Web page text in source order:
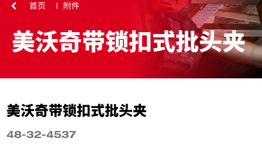
首页 附件
美沃奇带锁扣式批头夹
美沃奇带锁扣式批头夹
48-32-4537